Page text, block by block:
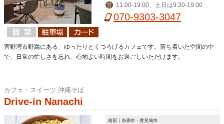
営 11:00-19:00、土日は9:30-19:00
070-9303-3047
宜野湾市野嵩にある、ゆったりとくつろげるカフェです。落ち着いた空間の中
で、日常の忙しさを忘れ、心地よい時間をお過ごしいただけます。
カフェ・スイーツ 沖縄そば
Drive-in Nanachi
南部｜糸満市・豊見城市